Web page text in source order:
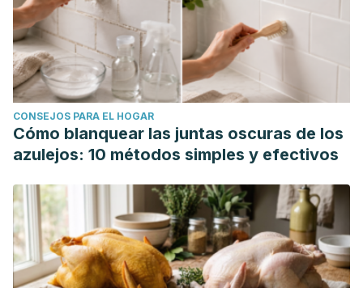
CONSEJOS PARA EL HOGAR
Cómo blanquear las juntas oscuras de los
azulejos: 10 métodos simples y efectivos